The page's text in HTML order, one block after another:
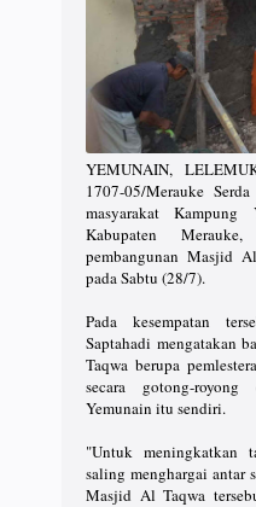
YEMUNAIN,
1707-05/Merauke
masyarakat Kampung
Kabupaten
pembangunan Masjid
pada Sabtu (28/7).
Pada kesempatan
Saptahadi mengatakan
Taqwa berupa
secara gotong-
Yemunain itu sendiri.
"Untuk meningkatkan
saling menghargai antar
Masjid Al Taqwa